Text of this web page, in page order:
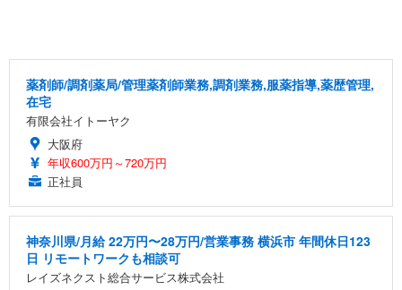
薬剤師/調剤薬局/管理薬剤師業務,調剤業務,服薬指導,薬歴管理,
在宅
有限会社イトーヤク
大阪府
年収600万円～720万円
正社員
神奈川県/月給 22万円〜28万円/営業事務 横浜市 年間休日123
日 リモートワークも相談可
レイズネクスト総合サービス株式会社